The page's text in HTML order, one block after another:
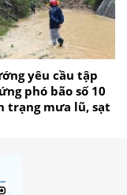
yêu cầu tập
phó bão số 10
trạng mưa lũ, sạt